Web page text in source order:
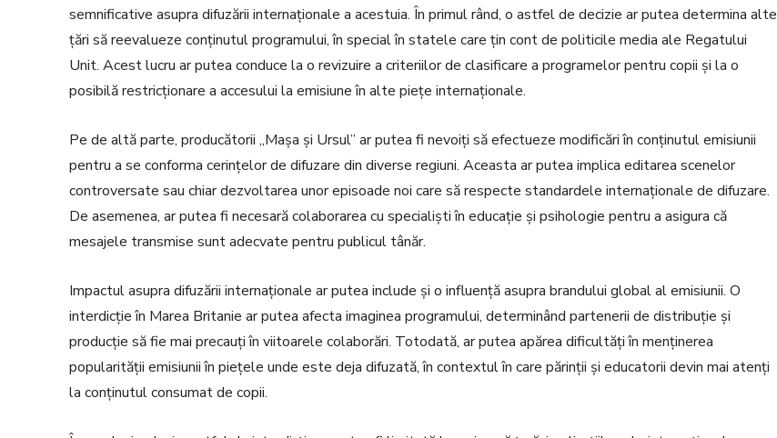
semnificative asupra difuzării internaționale a acestuia. În primul rând, o astfel de decizie ar putea determina alte
țări să reevalueze conținutul programului, în special în statele care țin cont de politicile media ale Regatului
Unit. Acest lucru ar putea conduce la o revizuire a criteriilor de clasificare a programelor pentru copii și la o
posibilă restricționare a accesului la emisiune în alte piețe internaționale.
Pe de altă parte, producătorii „Mașa și Ursul” ar putea fi nevoiți să efectueze modificări în conținutul emisiunii
pentru a se conforma cerințelor de difuzare din diverse regiuni. Aceasta ar putea implica editarea scenelor
controversate sau chiar dezvoltarea unor episoade noi care să respecte standardele internaționale de difuzare.
De asemenea, ar putea fi necesară colaborarea cu specialiști în educație și psihologie pentru a asigura că
mesajele transmise sunt adecvate pentru publicul tânăr.
Impactul asupra difuzării internaționale ar putea include și o influență asupra brandului global al emisiunii. O
interdicție în Marea Britanie ar putea afecta imaginea programului, determinând partenerii de distribuție și
producție să fie mai precauți în viitoarele colaborări. Totodată, ar putea apărea dificultăți în menținerea
popularității emisiunii în piețele unde este deja difuzată, în contextul în care părinții și educatorii devin mai atenți
la conținutul consumat de copii.